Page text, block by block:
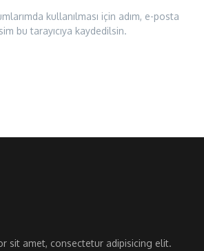
kullanılması için adım, e-posta
bu tarayıcıya kaydedilsin.
sit amet, consectetur adipisicing elit.